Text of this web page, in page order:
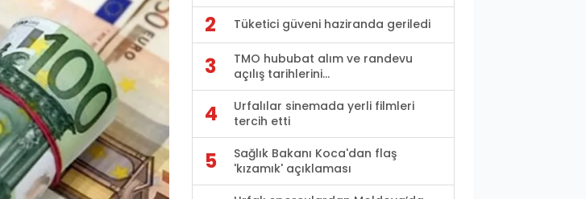
2 Tüketici güveni haziranda geriledi
3
TMO hububat alım ve randevu
açılış tarihlerini...
4
Urfalılar sinemada yerli filmleri
tercih etti
5
Sağlık Bakanı Koca'dan flaş
'kızamık' açıklaması